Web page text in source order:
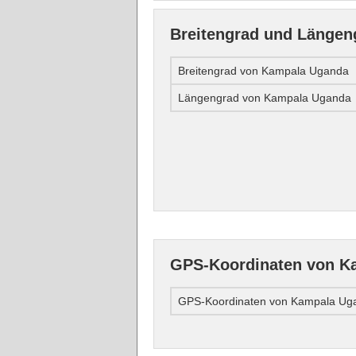
Breitengrad und
Breitengrad von Kampala Uganda
Längengrad von Kampala Uganda
GPS-Koordinaten von
GPS-Koordinaten von Kampala